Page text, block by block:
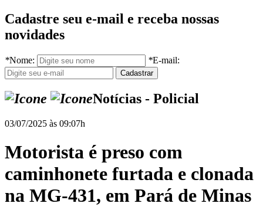
Cadastre seu e-mail e receba nossas
novidades
*Nome: *E-mail:
Notícias - Policial
03/07/2025 às 09:07h
Motorista é preso com
caminhonete furtada e clonada
na MG-431, em Pará de Minas